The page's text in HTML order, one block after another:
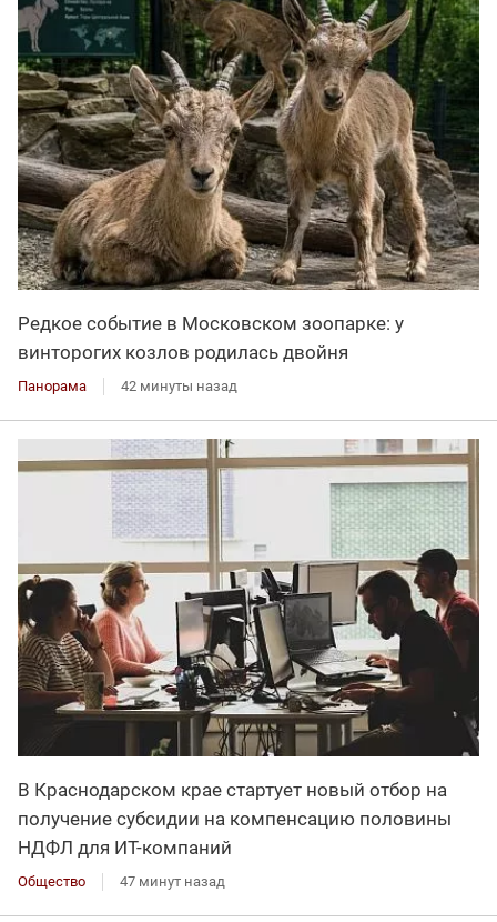
Редкое событие в Московском зоопарке: у
винторогих козлов родилась двойня
Панорама 42 минуты назад
В Краснодарском крае стартует новый отбор на
получение субсидии на компенсацию половины
НДФЛ для ИT-компаний
Общество 47 минут назад